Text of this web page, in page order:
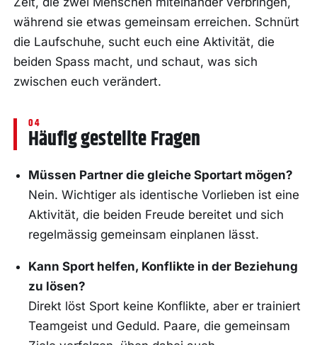
während sie etwas gemeinsam erreichen. Schnürt
die Laufschuhe, sucht euch eine Aktivität, die
beiden Spass macht, und schaut, was sich
zwischen euch verändert.
Häufig gestellte Fragen
Müssen Partner die gleiche Sportart mögen?
Nein. Wichtiger als identische Vorlieben ist eine
Aktivität, die beiden Freude bereitet und sich
regelmässig gemeinsam einplanen lässt.
Kann Sport helfen, Konflikte in der Beziehung
zu lösen?
Direkt löst Sport keine Konflikte, aber er trainiert
Teamgeist und Geduld. Paare, die gemeinsam